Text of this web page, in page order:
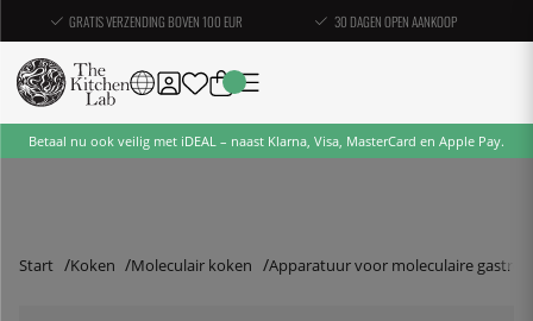
GRATIS VERZENDING BOVEN 100 EUR 30 DAGEN OPEN AANKOOP
Betaal nu ook veilig met iDEAL – naast Klarna, Visa, MasterCard en Apple Pay.
Start Koken Moleculair koken Apparatuur voor moleculaire